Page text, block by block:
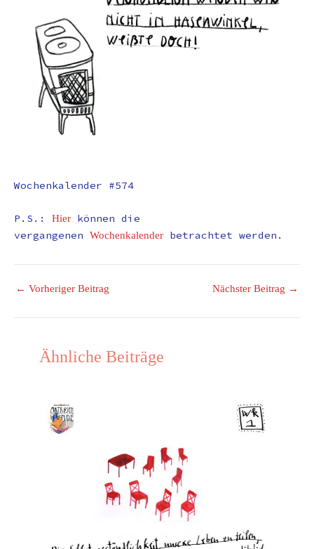
Wochenkalender #574
P.S.: Hier können die
vergangenen Wochenkalender betrachtet werden.
← Vorheriger Beitrag Nächster Beitrag →
Ähnliche Beiträge